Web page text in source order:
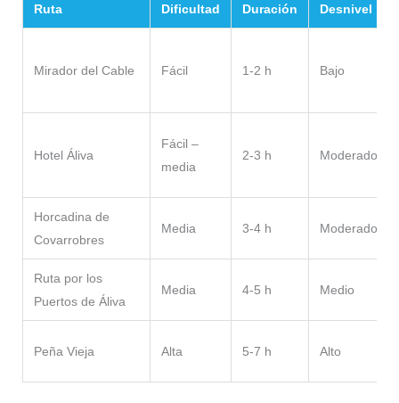
Ruta Dificultad Duración Desnivel
Mirador del Cable Fácil 1-2 h Bajo
Hotel Áliva
Fácil –
media
2-3 h Moderado
Horcadina de
Covarrobres
Media 3-4 h Moderado
Ruta por los
Puertos de Áliva
Media 4-5 h Medio
Peña Vieja Alta 5-7 h Alto